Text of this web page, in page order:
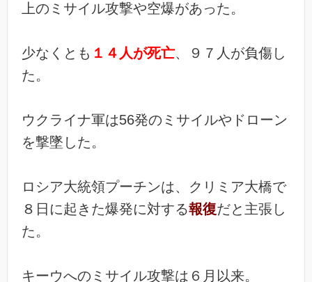
上のミサイル攻撃や空爆があった。
少なくとも １４人が死亡、９７人が負傷し
た。
ウクライナ軍は56発のミサイルやドローン
を撃墜した。
ロシア大統領プーチンは、クリミア大橋で
８日に起きた爆発に対する報復だと主張し
た。
キーウへのミサイル攻撃は６月以来。